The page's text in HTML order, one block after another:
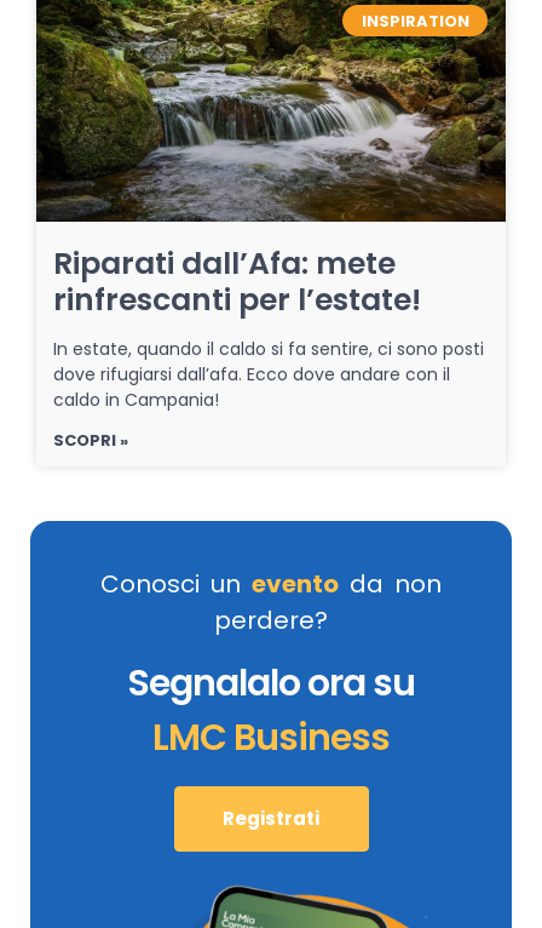
INSPIRATION
Riparati dall’Afa: mete
rinfrescanti per l’estate!
In estate, quando il caldo si fa sentire, ci sono posti
dove rifugiarsi dall’afa. Ecco dove andare con il
caldo in Campania!
SCOPRI »
Conosci un evento da non
perdere?
Segnalalo ora su
LMC Business
Registrati